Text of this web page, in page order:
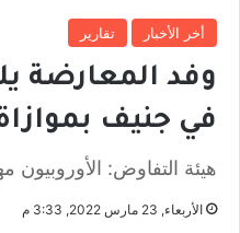
أخر الأخبار تقارير
وفد المعارضة
في جنيف
هيئة التفاوض:
الأربعاء, 23 مارس 2022, 3:33 م